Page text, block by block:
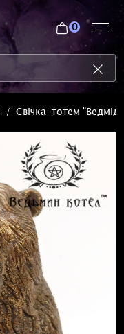
0
Свічка-тотем